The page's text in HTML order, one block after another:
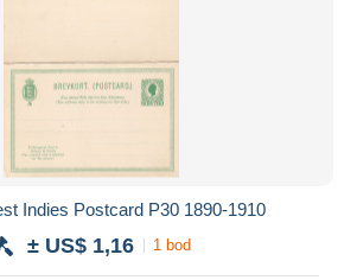
Indies Postcard P30 1890-1910
± US$ 1,16 1 bod